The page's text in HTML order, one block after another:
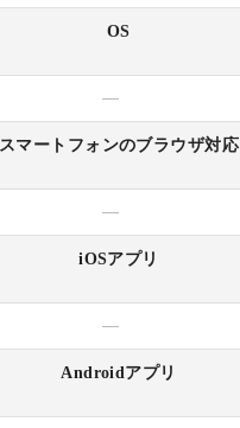
OS
—
スマートフォンのブラウザ対応
—
iOSアプリ
—
Androidアプリ